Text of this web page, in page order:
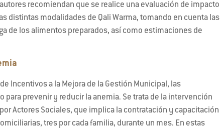
recomiendan que se realice una evaluación de impacto
distintas modalidades de Qali Warma, tomando en cuenta las
de los alimentos preparados, así como estimaciones de
Incentivos a la Mejora de la Gestión Municipal, las
prevenir y reducir la anemia. Se trata de la intervención
Actores Sociales, que implica la contratación y capacitación
tres por cada familia, durante un mes. En estas